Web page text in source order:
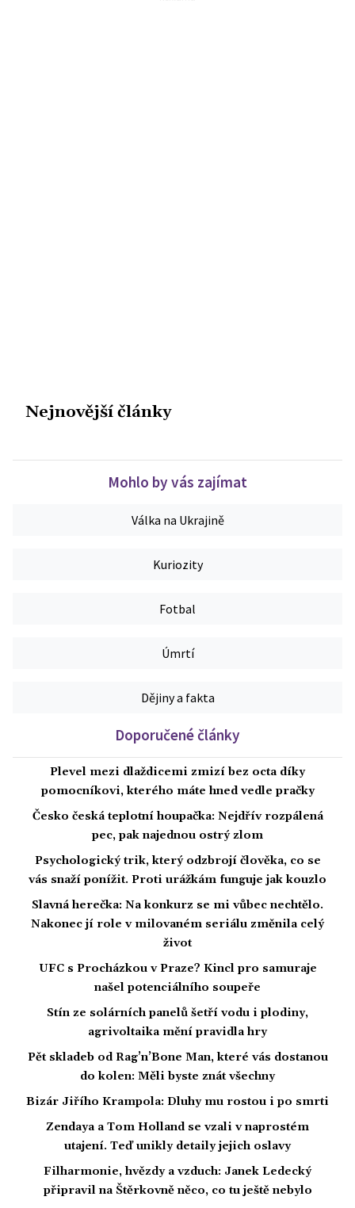
Nejnovější články
Mohlo by vás zajímat
Válka na Ukrajině
Kuriozity
Fotbal
Úmrtí
Dějiny a fakta
Doporučené články
Plevel mezi dlaždicemi zmizí bez octa díky
pomocníkovi, kterého máte hned vedle pračky
Česko česká teplotní houpačka: Nejdřív rozpálená
pec, pak najednou ostrý zlom
Psychologický trik, který odzbrojí člověka, co se
vás snaží ponížit. Proti urážkám funguje jak kouzlo
Slavná herečka: Na konkurz se mi vůbec nechtělo.
Nakonec jí role v milovaném seriálu změnila celý
život
UFC s Procházkou v Praze? Kincl pro samuraje
našel potenciálního soupeře
Stín ze solárních panelů šetří vodu i plodiny,
agrivoltaika mění pravidla hry
Pět skladeb od Rag’n’Bone Man, které vás dostanou
do kolen: Měli byste znát všechny
Bizár Jiřího Krampola: Dluhy mu rostou i po smrti
Zendaya a Tom Holland se vzali v naprostém
utajení. Teď unikly detaily jejich oslavy
Filharmonie, hvězdy a vzduch: Janek Ledecký
připravil na Štěrkovně něco, co tu ještě nebylo